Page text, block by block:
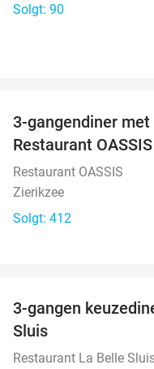
Solgt: 90
3-gangendiner
Restaurant OASSIS
Restaurant OASSIS
Zierikzee
Solgt: 412
3-gangen
Sluis
Restaurant La Belle